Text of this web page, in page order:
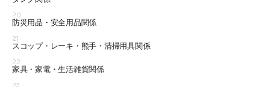
20
防災用品・安全用品関係
21
スコップ・レーキ・熊手・清掃用具関係
22
家具・家電・生活雑貨関係